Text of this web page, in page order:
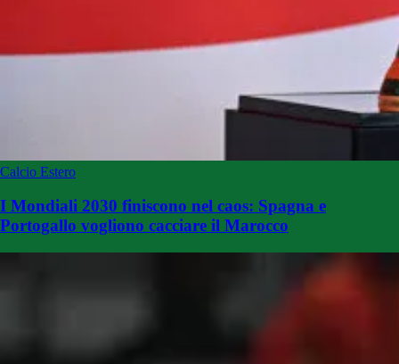
Calcio Estero
I Mondiali 2030 finiscono nel caos: Spagna e
Portogallo vogliono cacciare il Marocco